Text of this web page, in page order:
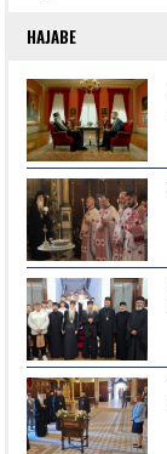
НАЈАВЕ